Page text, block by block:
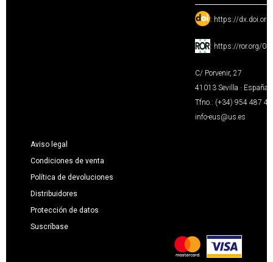
: https://
: https://ror.org/
C/ Porvenir, 27
41013 Sevilla · España
Tfno.: (+34) 954 487
info-eus@us.es
Aviso legal
Condiciones de venta
Política de devoluciones
Distribuidores
Protección de datos
Suscríbase